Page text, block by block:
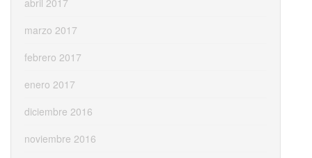
abril 2017
marzo 2017
febrero 2017
enero 2017
diciembre 2016
noviembre 2016